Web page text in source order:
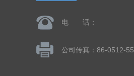
电 话：